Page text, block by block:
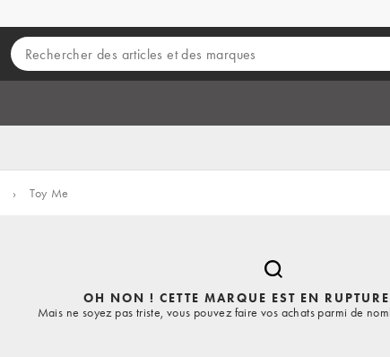
› Toy Me
OH NON ! CETTE MARQUE EST EN
Mais ne soyez pas triste, vous pouvez faire vos achats parmi de